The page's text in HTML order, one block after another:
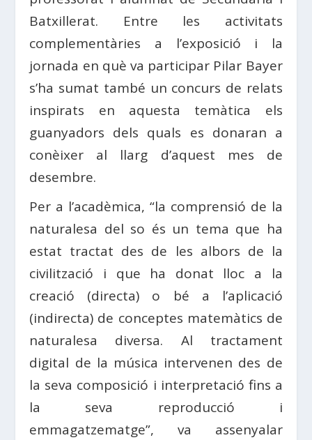
Batxillerat. Entre les activitats
complementàries a l’exposició i la
jornada en què va participar Pilar Bayer
s’ha sumat també un concurs de relats
inspirats en aquesta temàtica els
guanyadors dels quals es donaran a
conèixer al llarg d’aquest mes de
desembre.
Per a l’acadèmica, “la comprensió de la
naturalesa del so és un tema que ha
estat tractat des de les albors de la
civilització i que ha donat lloc a la
creació (directa) o bé a l’aplicació
(indirecta) de conceptes matemàtics de
naturalesa diversa. Al tractament
digital de la música intervenen des de
la seva composició i interpretació fins a
la seva reproducció i
emmagatzematge”, va assenyalar